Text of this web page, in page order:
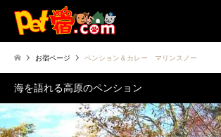
お宿ページ ペンション＆カレー マリンスノー
海を語れる高原のペンション